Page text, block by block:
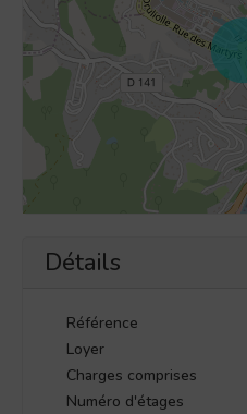
Détails
Référence
Loyer
Charges comprises
Numéro d'étages